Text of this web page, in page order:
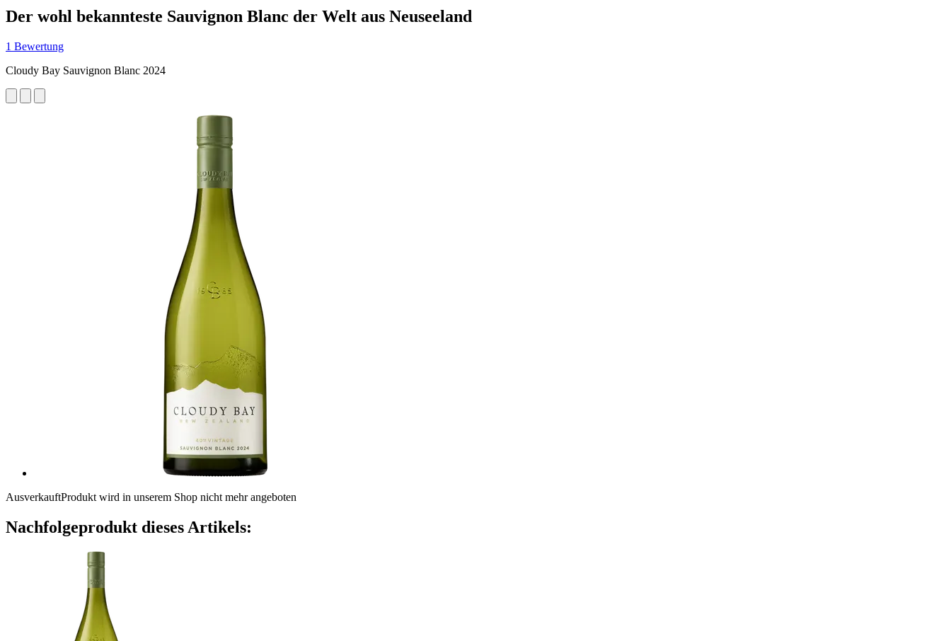
Der wohl bekannteste Sauvignon Blanc der Welt aus Neuseeland
1 Bewertung
Cloudy Bay Sauvignon Blanc 2024
AusverkauftProdukt wird in unserem Shop nicht mehr angeboten
Nachfolgeprodukt dieses Artikels: